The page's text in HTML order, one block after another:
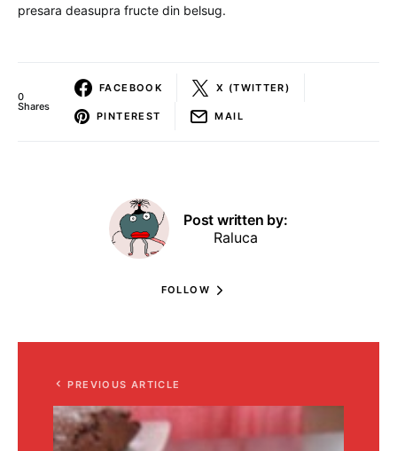
presara deasupra fructe din belsug.
0
Shares
FACEBOOK X (TWITTER)
PINTEREST MAIL
Post written by:
Raluca
FOLLOW
PREVIOUS ARTICLE